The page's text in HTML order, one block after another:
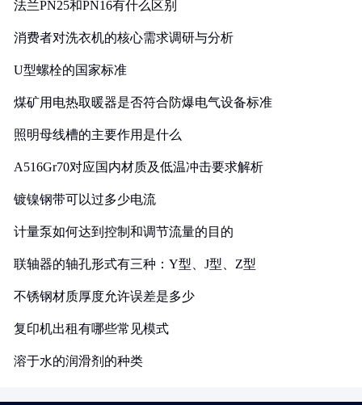
法兰PN25和PN16有什么区别
消费者对洗衣机的核心需求调研与分析
U型螺栓的国家标准
煤矿用电热取暖器是否符合防爆电气设备标准
照明母线槽的主要作用是什么
A516Gr70对应国内材质及低温冲击要求解析
镀镍钢带可以过多少电流
计量泵如何达到控制和调节流量的目的
联轴器的轴孔形式有三种：Y型、J型、Z型
不锈钢材质厚度允许误差是多少
复印机出租有哪些常见模式
溶于水的润滑剂的种类